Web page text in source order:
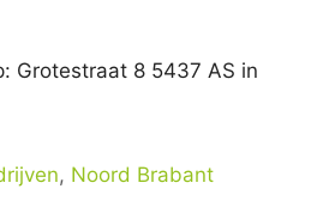
Grotestraat 8 5437 AS in
, Noord Brabant